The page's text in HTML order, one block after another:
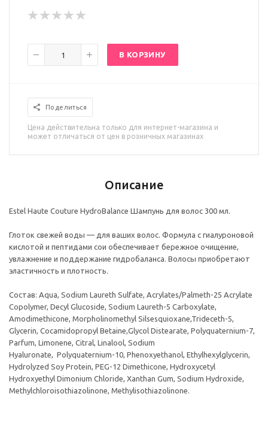
В КОРЗИНУ
Поделиться
Цена действительна только для интернет-магазина и
может отличаться от цен в розничных магазинах
Описание
Estel Haute Couture HydroBalance Шампунь для волос 300 мл.
Глоток свежей воды — для ваших волос. Формула с гиалуроновой
кислотой и пептидами сои обеспечивает бережное очищение,
увлажнение и поддержание гидробаланса. Волосы приобретают
эластичность и плотность.
Состав: Aqua, Sodium Laureth Sulfate, Acrylates/Palmeth-25 Acrylate
Copolymer, Decyl Glucoside, Sodium Laureth-5 Carboxylate,
Amodimethicone, Morpholinomethyl Silsesquioxane,Trideceth-5,
Glycerin, Cocamidopropyl Betaine,Glycol Distearate, Polyquaternium-7,
Parfum, Limonene, Citral, Linalool, Sodium
Hyaluronate, Polyquaternium-10, Phenoxyethanol, Ethylhexylglycerin,
Hydrolyzed Soy Protein, PEG-12 Dimethicone, Hydroxycetyl
Hydroxyethyl Dimonium Chloride, Xanthan Gum, Sodium Hydroxide,
Methylchloroisothiazolinone, Methylisothiazolinone.